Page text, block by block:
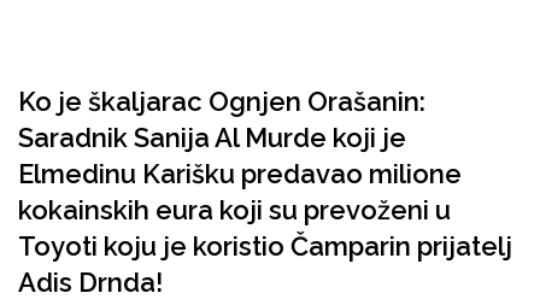
Ko je škaljarac Ognjen Orašanin:
Saradnik Sanija Al Murde koji je
Elmedinu Karišku predavao milione
kokainskih eura koji su prevoženi u
Toyoti koju je koristio Čamparin prijatelj
Adis Drnda!